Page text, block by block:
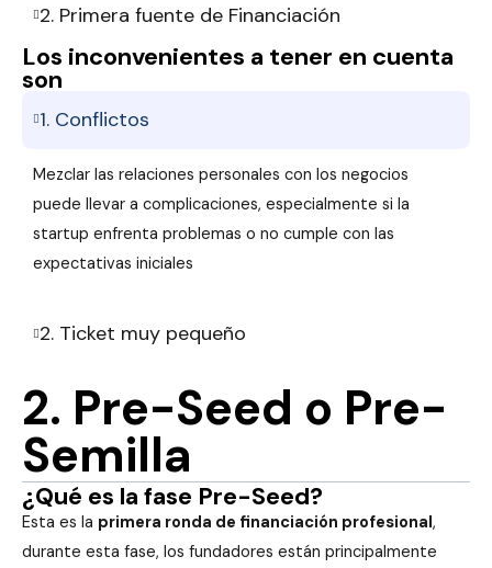
2. Primera fuente de Financiación
Los inconvenientes a tener en cuenta
son
1. Conflictos
Mezclar las relaciones personales con los negocios
puede llevar a complicaciones, especialmente si la
startup enfrenta problemas o no cumple con las
expectativas iniciales
2. Ticket muy pequeño
2. Pre-Seed o Pre-
Semilla
¿Qué es la fase Pre-Seed?
Esta es la primera ronda de financiación profesional,
durante esta fase, los fundadores están principalmente